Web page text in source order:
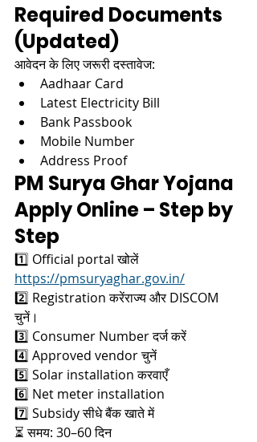
Required Documents
(Updated)
आवेदन के लिए जरूरी दस्तावेज:
Aadhaar Card
Latest Electricity Bill
Bank Passbook
Mobile Number
Address Proof
PM Surya Ghar Yojana
Apply Online – Step by
Step
1️⃣ Official portal खोलें
https://pmsuryaghar.gov.in/
2️⃣ Registration करेंराज्य और DISCOM
चुनें।
3️⃣ Consumer Number दर्ज करें
4️⃣ Approved vendor चुनें
5️⃣ Solar installation करवाएँ
6️⃣ Net meter installation
7️⃣ Subsidy सीधे बैंक खाते में
⏳ समय: 30–60 दिन